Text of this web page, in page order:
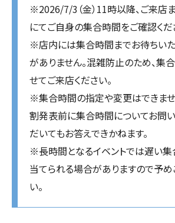
※2026/7/3（金）11時以降、ご来店
にてご自身の集合時間をご確認くだ
※店内には集合時間までお待ちいた
がありません。混雑防止のため、集
せてご来店ください。
※集合時間の指定や変更はできませ
割発表前に集合時間についてお問
だいてもお答えできかねます。
※長時間となるイベントでは遅い
当てられる場合がありますので予め
い。